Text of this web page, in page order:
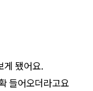
게 됐어요.
들어오더라고요